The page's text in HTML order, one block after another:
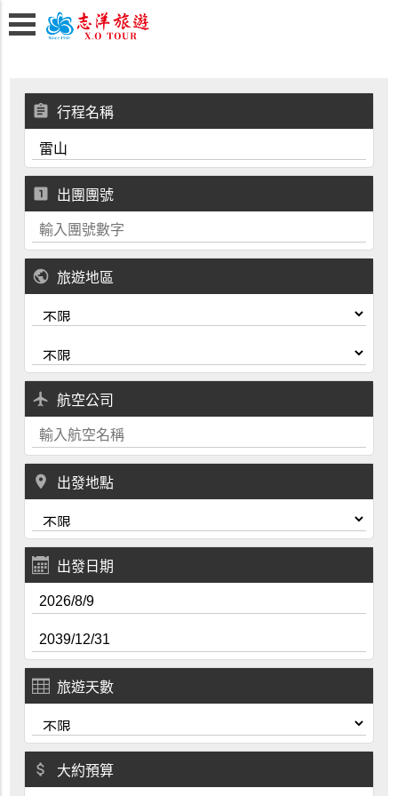
assignment 行程名稱
looks_one 出團團號
public 旅遊地區
local_airport 航空公司
place 出發地點
出發日期
旅遊天數
attach_money 大約預算